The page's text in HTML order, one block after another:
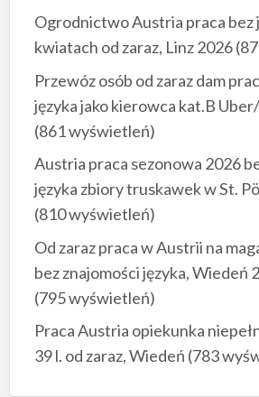
Ogrodnictwo Austria praca bez
kwiatach od zaraz, Linz 2026
Przewóz osób od zaraz dam
języka jako kierowca kat.B
(861 wyświetleń)
Austria praca sezonowa 2026
języka zbiory truskawek w St.
(810 wyświetleń)
Od zaraz praca w Austrii na
bez znajomości języka, Wiedeń
(795 wyświetleń)
Praca Austria opiekunka
39 l. od zaraz, Wiedeń (783